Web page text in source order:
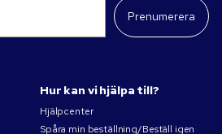
Prenumerera
Hur kan vi hjälpa till?
Hjälpcenter
Spåra min beställning/Beställ igen